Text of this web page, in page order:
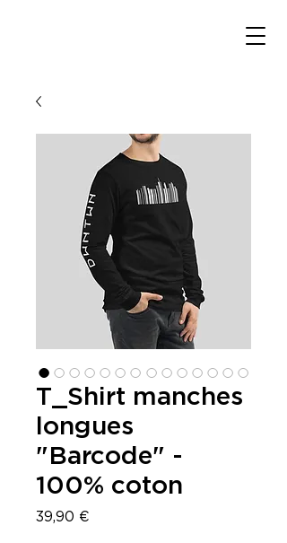
T_Shirt manches
longues
"Barcode" -
100% coton
39,90 €